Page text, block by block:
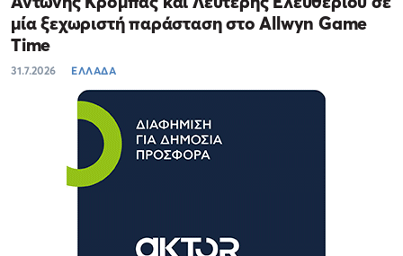
μία ξεχωριστή παράσταση στο Allwyn Game
Time
31.7.2026 ΕΛΛΑΔΑ